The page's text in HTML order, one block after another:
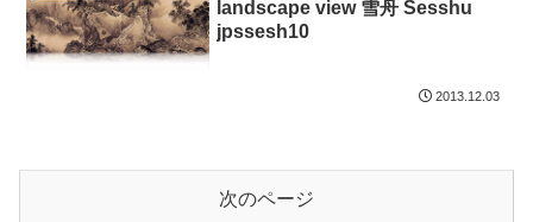
landscape view 雪舟 Sesshu
jpssesh10
2013.12.03
次のページ